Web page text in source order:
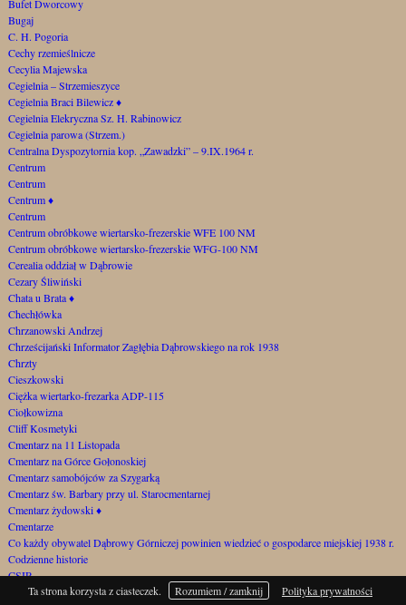
Bufet Dworcowy
Bugaj
C. H. Pogoria
Cechy rzemieślnicze
Cecylia Majewska
Cegielnia – Strzemieszyce
Cegielnia Braci Bilewicz♦
Cegielnia Elekryczna Sz. H. Rabinowicz
Cegielnia parowa (Strzem.)
Centralna Dyspozytornia kop. „Zawadzki” – 9.IX.1964 r.
Centrum
Centrum
Centrum♦
Centrum
Centrum obróbkowe wiertarsko-frezerskie WFE 100 NM
Centrum obróbkowe wiertarsko-frezerskie WFG-100 NM
Cerealia oddział w Dąbrowie
Cezary Śliwiński
Chata u Brata♦
Chechłówka
Chrzanowski Andrzej
Chrześcijański Informator Zagłębia Dąbrowskiego na rok 1938
Chrzty
Cieszkowski
Ciężka wiertarko-frezarka ADP-115
Ciołkowizna
Cliff Kosmetyki
Cmentarz na 11 Listopada
Cmentarz na Górce Gołonoskiej
Cmentarz samobójców za Szygarką
Cmentarz św. Barbary przy ul. Starocmentarnej
Cmentarz żydowski♦
Cmentarze
Co każdy obywatel Dąbrowy Górniczej powinien wiedzieć o gospodarce miejskiej 1938 r.
Codzienne historie
CSIR
Cukiernia "Wersal"
Ta strona korzysta z ciasteczek. Rozumiem / zamknij Polityka prywatności